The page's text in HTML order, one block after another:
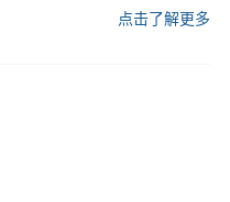
点击了解更多